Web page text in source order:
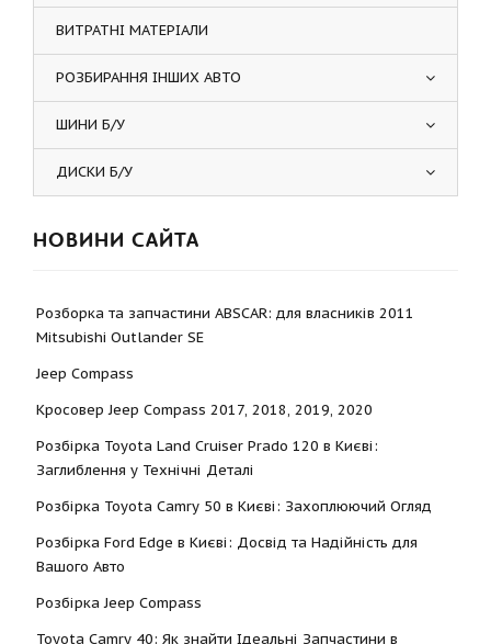
ВИТРАТНІ МАТЕРІАЛИ
РОЗБИРАННЯ ІНШИХ АВТО
ШИНИ Б/У
ДИСКИ Б/У
НОВИНИ САЙТА
Розборка та запчастини ABSCAR: для власників 2011
Mitsubishi Outlander SE
Jeep Compass
Кросовер Jeep Compass 2017, 2018, 2019, 2020
Розбірка Toyota Land Cruiser Prado 120 в Києві:
Заглиблення у Технічні Деталі
Розбірка Toyota Camry 50 в Києві: Захоплюючий Огляд
Розбірка Ford Edge в Києві: Досвід та Надійність для
Вашого Авто
Розбірка Jeep Compass
Toyota Camry 40: Як знайти Ідеальні Запчастини в